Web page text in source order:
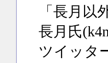
「長月
長月氏
ツイッタ